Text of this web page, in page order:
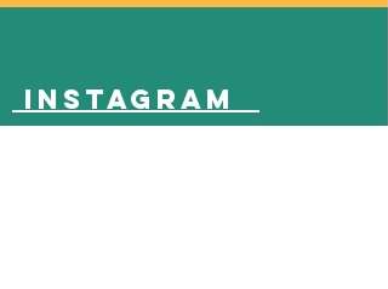
Instagram